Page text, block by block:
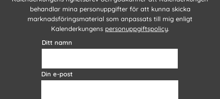
behandlar mina personuppgifter för att kunna skicka
marknadsföringsmaterial som anpassats till mig enligt
Kalenderkungens personuppgiftspolicy.
Ditt namn
Din e-post